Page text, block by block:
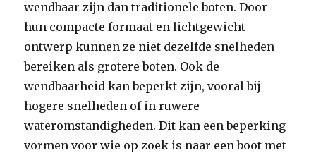
wendbaar zijn dan traditionele boten. Door
hun compacte formaat en lichtgewicht
ontwerp kunnen ze niet dezelfde snelheden
bereiken als grotere boten. Ook de
wendbaarheid kan beperkt zijn, vooral bij
hogere snelheden of in ruwere
wateromstandigheden. Dit kan een beperking
vormen voor wie op zoek is naar een boot met